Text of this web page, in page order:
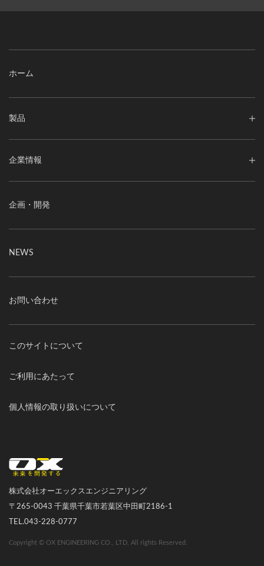
ホーム
製品
企業情報
企画・開発
NEWS
お問い合わせ
このサイトについて
ご利用にあたって
個人情報の取り扱いについて
株式会社オーエックスエンジニアリング
〒265-0043 千葉県千葉市若葉区中田町2186-1
TEL.043-228-0777
Copyright © OX ENGINEERING CO., LTD. All rights Reserved.